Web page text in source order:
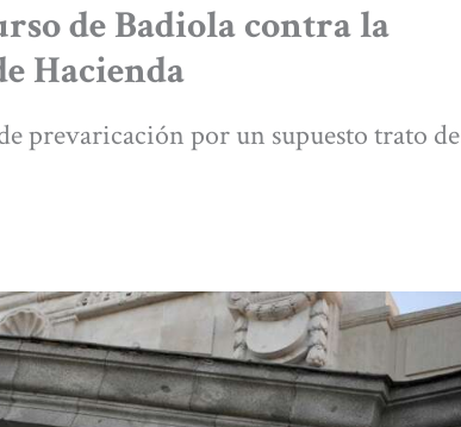
de Badiola contra la
Hacienda
prevaricación por un supuesto trato de